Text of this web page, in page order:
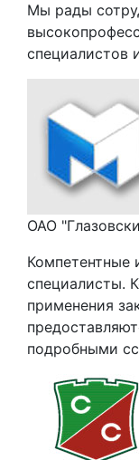
Мы рады
специалистов
ОАО
Компетентные
специалисты.
применения
подробными